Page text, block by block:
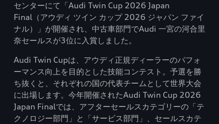
センターにて「Audi Twin Cup 2026 Japan
Final（アウディ ツイン カップ 2026 ジャパン ファイ
ナル）」が開催され、中古車部門でAudi 一宮の河合里
奈セールスが3位に入賞しました。
Audi Twin Cupは、アウディ正規ディーラーのパフォ
ーマンス向上を目的とした技能コンテスト。予選を勝
ち抜くと、それぞれの国の代表チームとして世界大会
に出場します。今年開催されたAudi Twin Cup 2026
Japan Finalでは、アフターセールスカテゴリーの「テ
クノロジー部門」と「サービス部門」、セールスカテ